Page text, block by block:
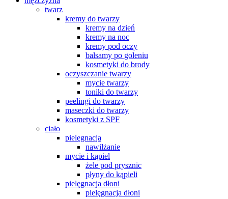
twarz
kremy do twarzy
kremy na dzień
kremy na noc
kremy pod oczy
balsamy po goleniu
kosmetyki do brody
oczyszczanie twarzy
mycie twarzy
toniki do twarzy
peelingi do twarzy
maseczki do twarzy
kosmetyki z SPF
ciało
pielęgnacja
nawilżanie
mycie i kąpiel
żele pod prysznic
płyny do kąpieli
pielęgnacja dłoni
pielęgnacja dłoni